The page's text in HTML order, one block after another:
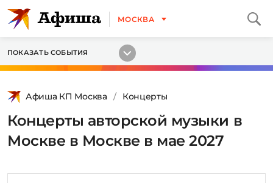
МОСКВА
ПОКАЗАТЬ СОБЫТИЯ
Афиша КП Москва Концерты
Концерты авторской музыки в
Москве в Москве в мае 2027